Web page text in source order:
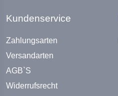
Kundenservice
Zahlungsarten
Versandarten
AGB`S
Widerrufsrecht